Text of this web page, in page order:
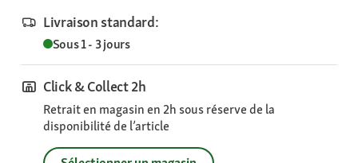
Livraison standard:
Sous 1 - 3 jours
Click & Collect 2h
Retrait en magasin en 2h sous réserve de la
disponibilité de l’article